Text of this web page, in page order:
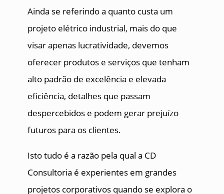
Ainda se referindo a quanto custa um
projeto elétrico industrial, mais do que
visar apenas lucratividade, devemos
oferecer produtos e serviços que tenham
alto padrão de excelência e elevada
eficiência, detalhes que passam
despercebidos e podem gerar prejuízo
futuros para os clientes.
Isto tudo é a razão pela qual a CD
Consultoria é experientes em grandes
projetos corporativos quando se explora o